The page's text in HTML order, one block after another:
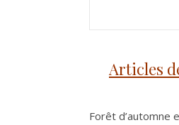
Articles
Forêt d’automne